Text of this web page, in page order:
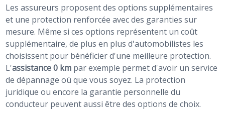
Les assureurs proposent des options supplémentaires
et une protection renforcée avec des garanties sur
mesure. Même si ces options représentent un coût
supplémentaire, de plus en plus d'automobilistes les
choisissent pour bénéficier d'une meilleure protection.
L'assistance 0 km par exemple permet d'avoir un service
de dépannage où que vous soyez. La protection
juridique ou encore la garantie personnelle du
conducteur peuvent aussi être des options de choix.